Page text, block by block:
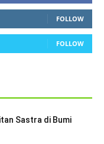
FOLLOW
FOLLOW
Sastra di Bumi